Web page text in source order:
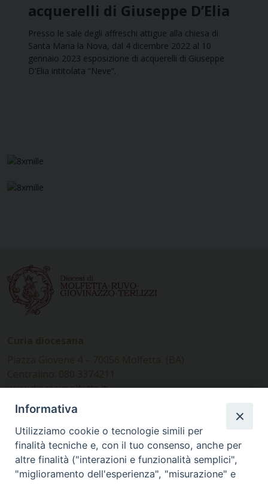
acquerelli di Giuseppe D’Elia
Presso le sale degli affreschi attigue alla chiesa di
Santa Maria la Nova, dal 4 dicembre 2022 al 10
gennaio 2023 esposizione di acquerelli di Giuseppe
D’Elia intitolata “Neve”.
www.diocesimolfetta.it –
diocesimolfetta@pec.chiesacattolica.it
Ufficio Comunicazioni sociali
Piazza Giovene 4 – 70056 Molfetta (BA)
comunicazionisociali@diocesimolfetta.it
Informativa
Utilizziamo cookie o tecnologie simili per
finalità tecniche e, con il tuo consenso, anche per
altre finalità ("interazioni e funzionalità semplici",
"miglioramento dell'esperienza", "misurazione" e